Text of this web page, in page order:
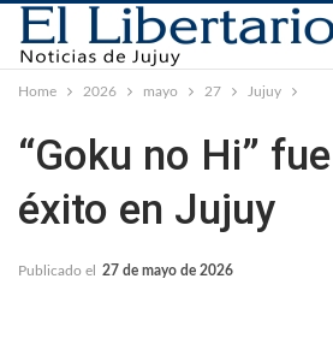
Home 2026 mayo 27 Jujuy
“Goku no Hi”
éxito en Jujuy
Publicado el 27 de mayo de 2026